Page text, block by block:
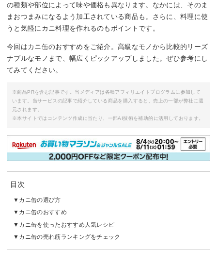
の種類や部位によって味や価格も異なります。なかには、そのま
まおつまみになるよう加工されている商品も。さらに、料理に使
うと気軽にカニ料理を作れるのもポイントです。
今回はカニ缶のおすすめをご紹介。高級なモノから比較的リーズ
ナブルなモノまで、幅広くピックアップしました。ぜひ参考にし
てみてください。
※商品PRを含む記事です。当メディアは各種アフィリエイトプログラムに参加して
います。当サービスの記事で紹介している商品を購入すると、売上の一部が弊社に還
元されます。
※本サイトではコンテンツ作成に当たり、一部AI技術を補助的に活用しております。
目次
カニ缶の選び方
カニ缶のおすすめ
カニ缶を使ったおすすめ人気レシピ
カニ缶の売れ筋ランキングをチェック